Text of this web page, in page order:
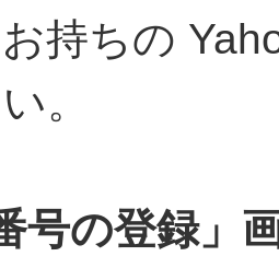
お持ちの
。
号の登録」